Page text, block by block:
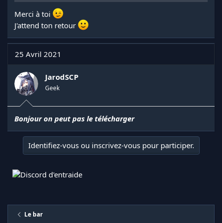
Merci à toi
J'attend ton retour
25 Avril 2021
JarodSCP
Geek
Bonjour on peut pas le télécharger
Identifiez-vous ou inscrivez-vous pour participer.
Le bar